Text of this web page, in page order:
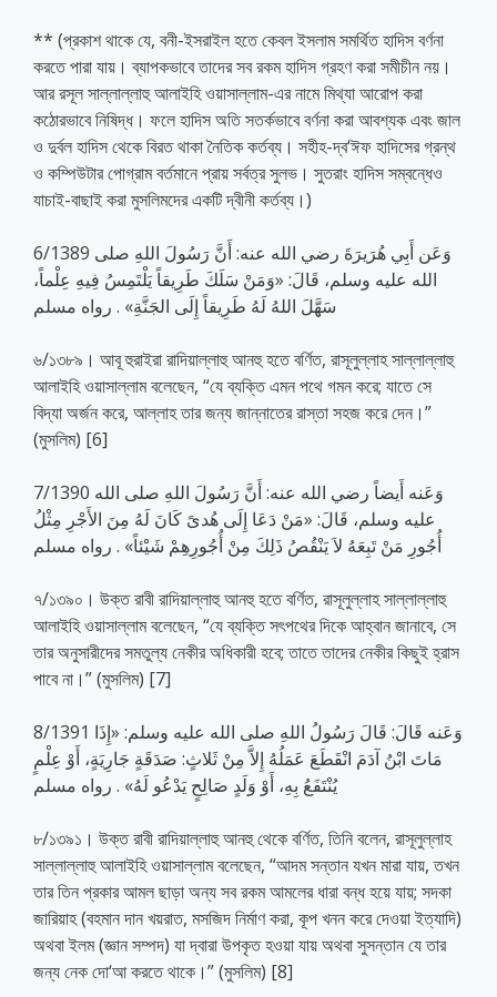
** (প্রকাশ থাকে যে, বনী-ইসরাইল হতে কেবল ইসলাম সমর্থিত হাদিস বর্ণনা
করতে পারা যায়। ব্যাপকভাবে তাদের সব রকম হাদিস গ্রহণ করা সমীচীন নয়।
আর রসূল সাল্লাল্লাহু আলাইহি ওয়াসাল্লাম-এর নামে মিথ্যা আরোপ করা
কঠোরভাবে নিষিদ্ধ। ফলে হাদিস অতি সতর্কভাবে বর্ণনা করা আবশ্যক এবং জাল
ও দুর্বল হাদিস থেকে বিরত থাকা নৈতিক কর্তব্য। সহীহ-দ্ব‘ঈফ হাদিসের গ্রন্থ
ও কম্পিউটার পোগ্রাম বর্তমানে প্রায় সর্বত্র সুলভ। সুতরাং হাদিস সম্বন্ধেও
যাচাই-বাছাই করা মুসলিমদের একটি দ্বীনী কর্তব্য।)
6/1389 وَعَن أَبِي هُرَيرَةَ رضي الله عنه: أَنَّ رَسُولَ اللهِ صلى
الله عليه وسلم، قَالَ: «وَمَنْ سَلَكَ طَرِيقاً يَلْتَمِسُ فِيهِ عِلْماً،
سَهَّلَ اللهُ لَهُ طَرِيقاً إِلَى الجَنَّةِ» . رواه مسلم
৬/১৩৮৯। আবূ হুরাইরা রাদিয়াল্লাহু আনহু হতে বর্ণিত, রাসূলুল্লাহ সাল্লাল্লাহু
আলাইহি ওয়াসাল্লাম বলেছেন, “যে ব্যক্তি এমন পথে গমন করে; যাতে সে
বিদ্যা অর্জন করে, আল্লাহ তার জন্য জান্নাতের রাস্তা সহজ করে দেন।”
(মুসলিম) [6]
7/1390 وَعَنه أَيضاً رضي الله عنه: أَنَّ رَسُولَ اللهِ صلى الله
عليه وسلم، قَالَ: «مَنْ دَعَا إِلَى هُدىً كَانَ لَهُ مِنَ الأَجْرِ مِثْلُ
أُجُورِ مَنْ تَبِعَهُ لاَ يَنْقُصُ ذَلِكَ مِنْ أُجُورِهِمْ شَيْئاً» . رواه مسلم
৭/১৩৯০। উক্ত রাবী রাদিয়াল্লাহু আনহু হতে বর্ণিত, রাসূলুল্লাহ সাল্লাল্লাহু
আলাইহি ওয়াসাল্লাম বলেছেন, “যে ব্যক্তি সৎপথের দিকে আহ্বান জানাবে, সে
তার অনুসারীদের সমতুল্য নেকীর অধিকারী হবে; তাতে তাদের নেকীর কিছুই হ্রাস
পাবে না।” (মুসলিম) [7]
8/1391 وَعَنه قَالَ: قَالَ رَسُولُ اللهِ صلى الله عليه وسلم: «إِذَا
مَاتَ ابْنُ آدَمَ انْقَطَعَ عَمَلُهُ إِلاَّ مِنْ ثَلاثٍ: صَدَقَةٍ جَارِيَةٍ، أَوْ عِلْمٍ
يُنْتَفَعُ بِهِ، أَوْ وَلَدٍ صَالِحٍ يَدْعُو لَهُ» . رواه مسلم
৮/১৩৯১। উক্ত রাবী রাদিয়াল্লাহু আনহু থেকে বর্ণিত, তিনি বলেন, রাসূলুল্লাহ
সাল্লাল্লাহু আলাইহি ওয়াসাল্লাম বলেছেন, “আদম সন্তান যখন মারা যায়, তখন
তার তিন প্রকার আমল ছাড়া অন্য সব রকম আমলের ধারা বন্ধ হয়ে যায়; সদকা
জারিয়াহ (বহমান দান খয়রাত, মসজিদ নির্মাণ করা, কূপ খনন করে দেওয়া ইত্যাদি)
অথবা ইলম (জ্ঞান সম্পদ) যা দ্বারা উপকৃত হওয়া যায় অথবা সুসন্তান যে তার
জন্য নেক দো‘আ করতে থাকে।” (মুসলিম) [8]